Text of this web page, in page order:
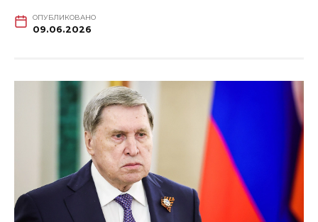
ОПУБЛИКОВАНО
09.06.2026